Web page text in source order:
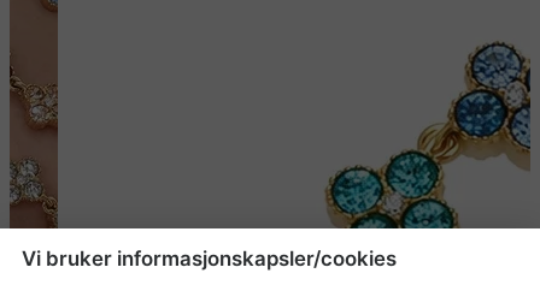
Vi bruker informasjonskapsler/cookies